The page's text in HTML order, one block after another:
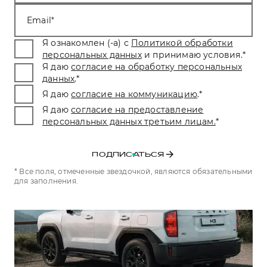
от 3 799 000 ₽ от 4 799 000 ₽
Тест-драйв
Трейд-ин
КРЕДИТ И СТРАХОВАНИЕ
Кредитный калькулятор
Страхование
КОРПОРАТИВНЫМ КЛИЕНТАМ
Корпоративным клиентам
Крупным корпоративным клиентам
Система управления автопарком
СЕРВИСНОЕ ОБСЛУЖИВАНИЕ
Нулевое ТО
Программа «Помощь на дороге»
Регламенты технического обслуживания
Электронный ПТС
GWM Безопасность
Гарантия HAVAL
Программа «HAVAL Защита+»
Руководства по эксплуатации
Подписки
О дилере
Наша команда
Контакты
Email
Я ознакомлен (-а) с Политикой обработки
персональных данных и принимаю условия.*
Я даю согласие на обработку персональных
данных.*
Я даю согласие на коммуникацию.*
Я даю согласие на предоставление
персональных данных третьим лицам.*
ПОДПИСАТЬСЯ
* Все поля, отмеченные звездочкой, являются обязательными
для заполнения.